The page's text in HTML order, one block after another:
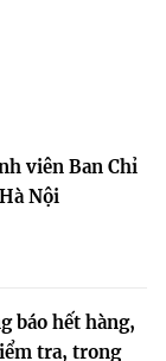
viên Ban Chỉ
Nội
báo hết hàng,
tra, trong